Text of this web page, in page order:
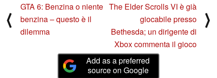
⟨
GTA 6: Benzina o niente
benzina – questo è il
dilemma
The Elder Scrolls VI è già
giocabile presso
Bethesda; un dirigente di
Xbox commenta il gioco
⟩
Add as a preferred
source on Google